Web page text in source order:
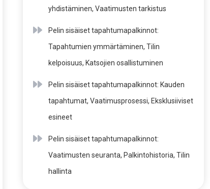
yhdistäminen, Vaatimusten tarkistus
Pelin sisäiset tapahtumapalkinnot:
Tapahtumien ymmärtäminen, Tilin
kelpoisuus, Katsojien osallistuminen
Pelin sisäiset tapahtumapalkinnot: Kauden
tapahtumat, Vaatimusprosessi, Eksklusiiviset
esineet
Pelin sisäiset tapahtumapalkinnot:
Vaatimusten seuranta, Palkintohistoria, Tilin
hallinta